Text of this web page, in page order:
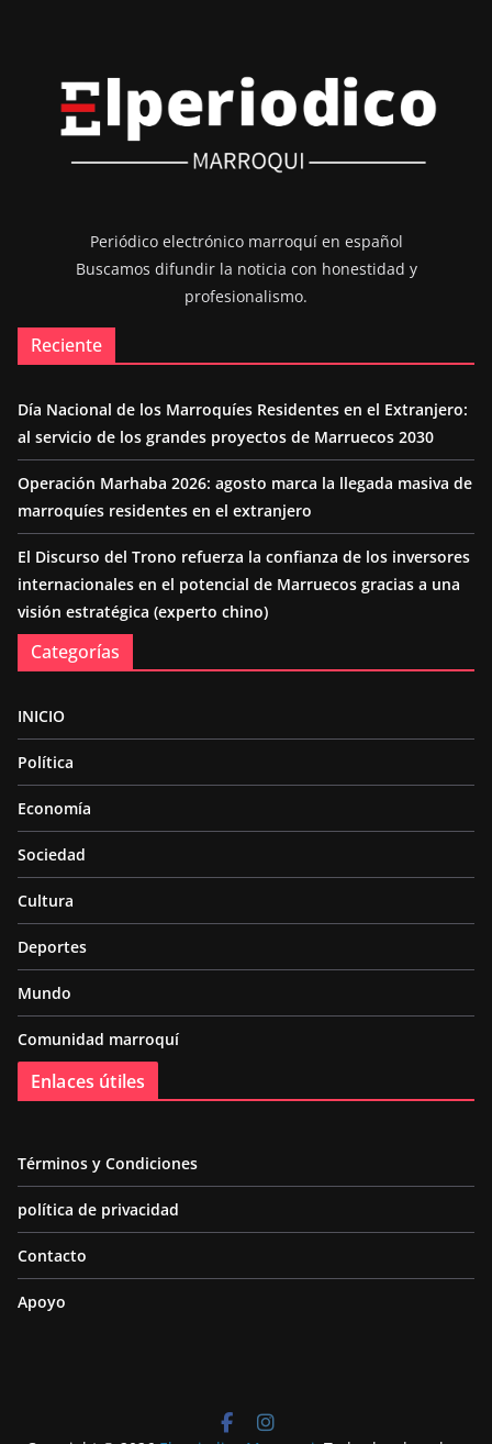
Periódico electrónico marroquí en español
Buscamos difundir la noticia con honestidad y
profesionalismo.
Reciente
Día Nacional de los Marroquíes Residentes en el Extranjero:
al servicio de los grandes proyectos de Marruecos 2030
Operación Marhaba 2026: agosto marca la llegada masiva de
marroquíes residentes en el extranjero
El Discurso del Trono refuerza la confianza de los inversores
internacionales en el potencial de Marruecos gracias a una
visión estratégica (experto chino)
Categorías
INICIO
Política
Economía
Sociedad
Cultura
Deportes
Mundo
Comunidad marroquí
Enlaces útiles
Términos y Condiciones
política de privacidad
Contacto
Apoyo